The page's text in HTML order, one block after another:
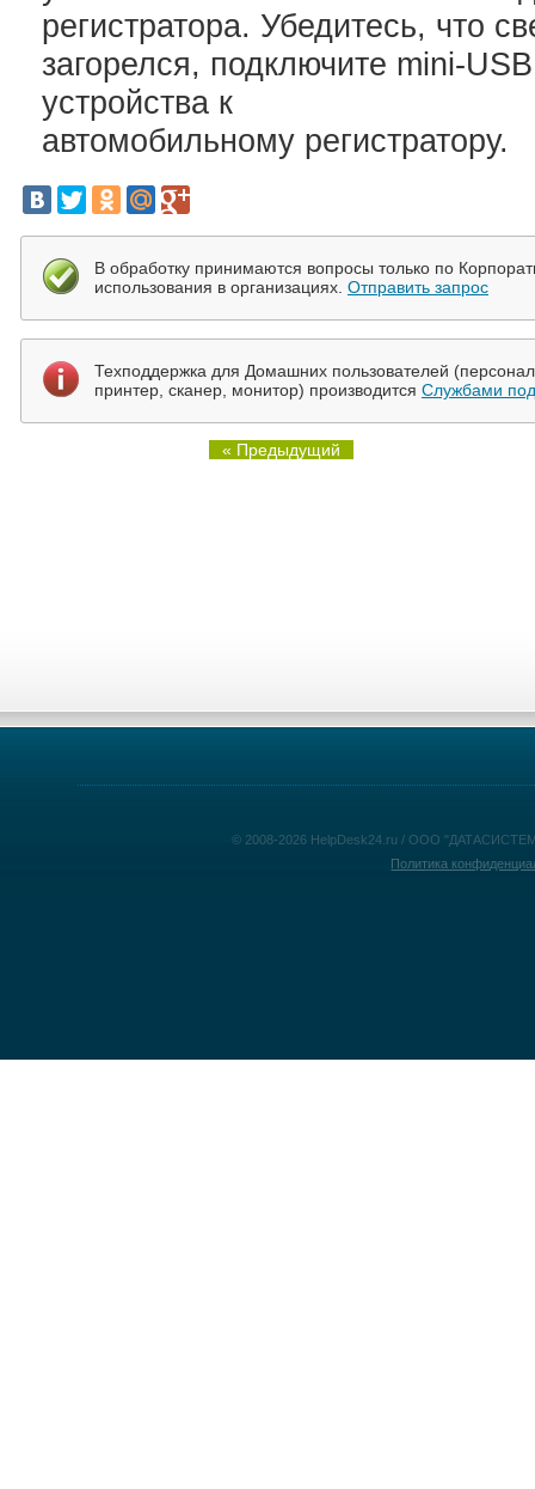
регистратора. Убедитесь, что
загорелся, подключите mini-
устройства к
автомобильному регистратору.
В обработку принимаются вопросы только по
использования в организациях. Отправить запрос
Техподдержка для Домашних пользователей
принтер, сканер, монитор) производится Службами
« Предыдущий
© 2008-2026 HelpDesk24.ru / ООО
Политика